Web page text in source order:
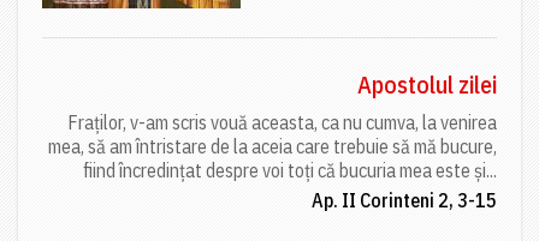
Apostolul zilei
Fraților, v-am scris vouă aceasta, ca nu cumva, la venirea
mea, să am întristare de la aceia care trebuie să mă bucure,
fiind încredințat despre voi toți că bucuria mea este și...
Ap. II Corinteni 2, 3-15